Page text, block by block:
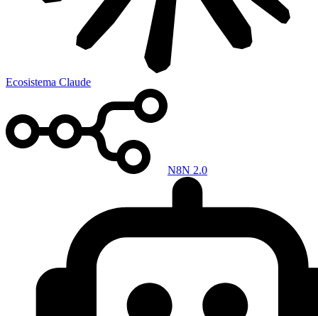
Ecosistema Claude
N8N 2.0